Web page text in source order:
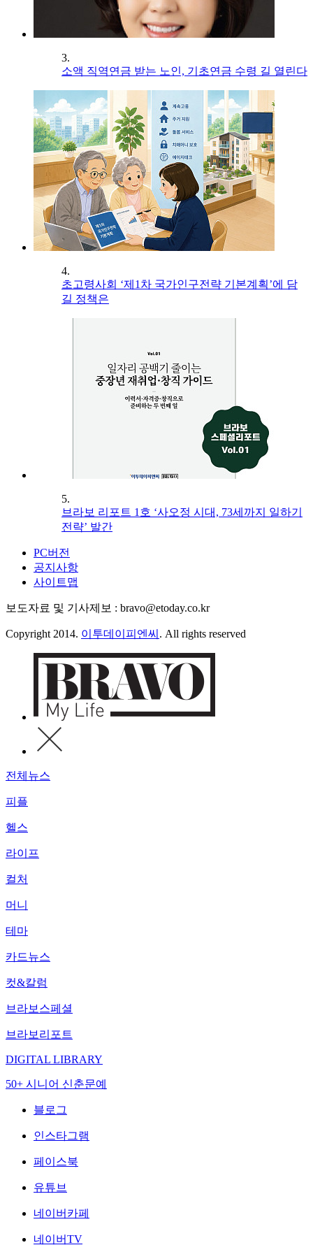
3.
소액 직역연금 받는 노인, 기초연금 수령 길 열린다
4.
초고령사회 ‘제1차 국가인구전략 기본계획’에 담
길 정책은
5.
브라보 리포트 1호 ‘사오정 시대, 73세까지 일하기
전략’ 발간
PC버전
공지사항
사이트맵
보도자료 및 기사제보 : bravo@etoday.co.kr
Copyright 2014. 이투데이피엔씨 . All rights reserved
전체뉴스
피플
헬스
라이프
컬처
머니
테마
카드뉴스
컷&칼럼
브라보스페셜
브라보리포트
DIGITAL LIBRARY
50+ 시니어 신춘문예
블로그
인스타그램
페이스북
유튜브
네이버카페
네이버TV